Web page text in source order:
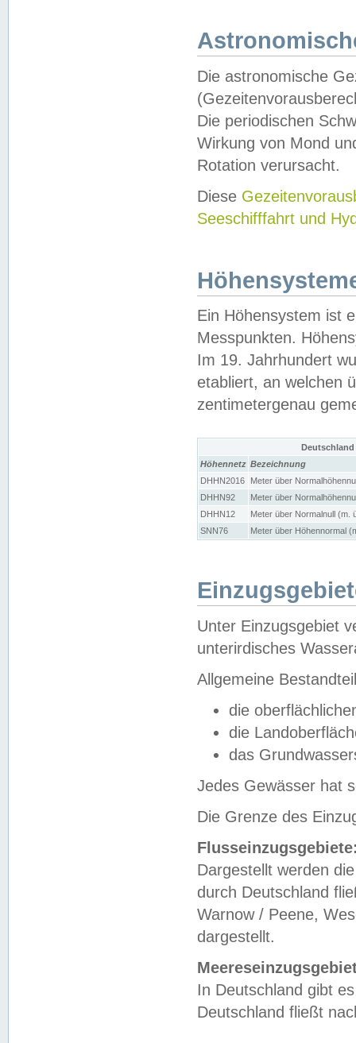
Die astronomische
Die periodischen
Wirkung von Mond
Rotation verursacht.
Diese
Seeschifffahrt und
Ein Höhensystem ist
Messpunkten.
Im 19. Jahrhundert
etabliert, an welchen
zentimetergenau
Höhennetz Bezeichnung
DHHN2016
Meter über
DHHN92
Meter über
DHHN12
Meter über Normalnull (m.
SNN76
Meter über Höhennormal
Unter Einzugsgebiet
unterirdisches
Allgemeine
die
die
das
Jedes Gewässer hat
Die Grenze des
Dargestellt werden
durch Deutschland
Warnow / Peene,
dargestellt.
In Deutschland gibt
Deutschland fließt